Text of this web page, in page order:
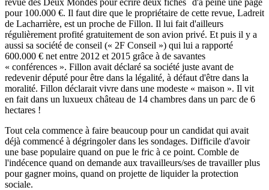
pour 100.000 €. Il faut dire que le propriétaire de cette revue, Ladreit
de Lacharrière, est un proche de Fillon. Il lui fait d'ailleurs
régulièrement profité gratuitement de son avion privé. Et puis il y a
aussi sa société de conseil (« 2F Conseil ») qui lui a rapporté
600.000 € net entre 2012 et 2015 grâce à de savantes
« conférences ». Fillon avait déclaré sa société juste avant de
redevenir député pour être dans la légalité, à défaut d'être dans la
moralité. Fillon déclarait vivre dans une modeste « maison ». Il vit
en fait dans un luxueux château de 14 chambres dans un parc de 6
hectares !
Tout cela commence à faire beaucoup pour un candidat qui avait
déjà commencé à dégringoler dans les sondages. Difficile d'avoir
une base populaire quand on pue le fric à ce point. Comble de
l'indécence quand on demande aux travailleurs/ses de travailler plus
pour gagner moins, quand on projette de liquider la protection
sociale.